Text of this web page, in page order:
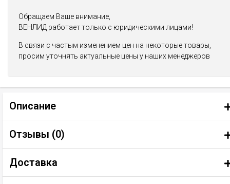
Обращаем Ваше внимание,
ВЕНЛИД работает только с юридическими лицами!
В связи с частым изменением цен на некоторые товары,
просим уточнять актуальные цены у наших менеджеров
Описание
Отзывы (0)
Доставка